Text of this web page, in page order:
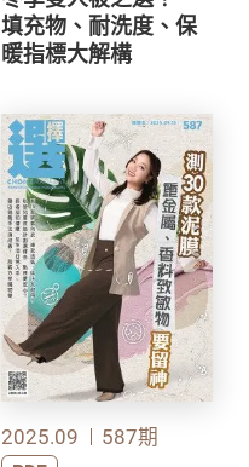
填充物、耐洗度、保
暖指標大解構
2025.09 587期